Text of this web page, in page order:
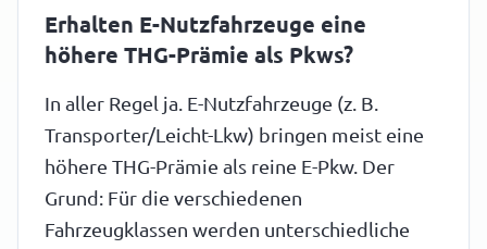
Erhalten E-Nutzfahrzeuge eine
höhere THG-Prämie als Pkws?
In aller Regel ja. E-Nutzfahrzeuge (z. B.
Transporter/Leicht-Lkw) bringen meist eine
höhere THG-Prämie als reine E-Pkw. Der
Grund: Für die verschiedenen
Fahrzeugklassen werden unterschiedliche